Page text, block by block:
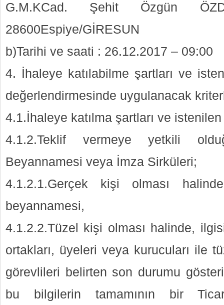
G.M.KCad. Şehit Özgün
28600Espiye/GİRESUN
b)Tarihi ve saati : 26.12.2017 – 09:00
4. İhaleye katılabilme şartları ve
değerlendirmesinde uygulanacak
4.1.İhaleye katılma şartları ve
4.1.2.Teklif vermeye yetkili
Beyannamesi veya İmza Sirküleri;
4.1.2.1.Gerçek kişi olması
beyannamesi,
4.1.2.2.Tüzel kişi olması halinde,
ortakları, üyeleri veya kurucuları ile
görevlileri belirten son durumu
bu bilgilerin tamamının bir